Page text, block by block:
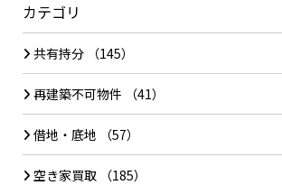
カテゴリ
共有持分 （145）
再建築不可物件 （41）
借地・底地 （57）
空き家買取 （185）